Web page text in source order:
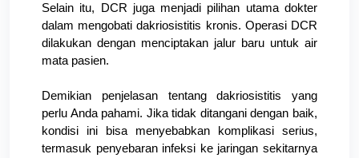
Selain itu, DCR juga menjadi pilihan utama dokter
dalam mengobati dakriosistitis kronis. Operasi DCR
dilakukan dengan menciptakan jalur baru untuk air
mata pasien.
Demikian penjelasan tentang dakriosistitis yang
perlu Anda pahami. Jika tidak ditangani dengan baik,
kondisi ini bisa menyebabkan komplikasi serius,
termasuk penyebaran infeksi ke jaringan sekitarnya